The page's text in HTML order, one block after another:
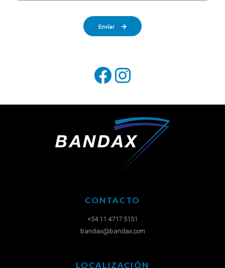
Enviar
CONTACTO
+54 11 4717 5151
bandax@bandax.com
LOCALIZACIÓN